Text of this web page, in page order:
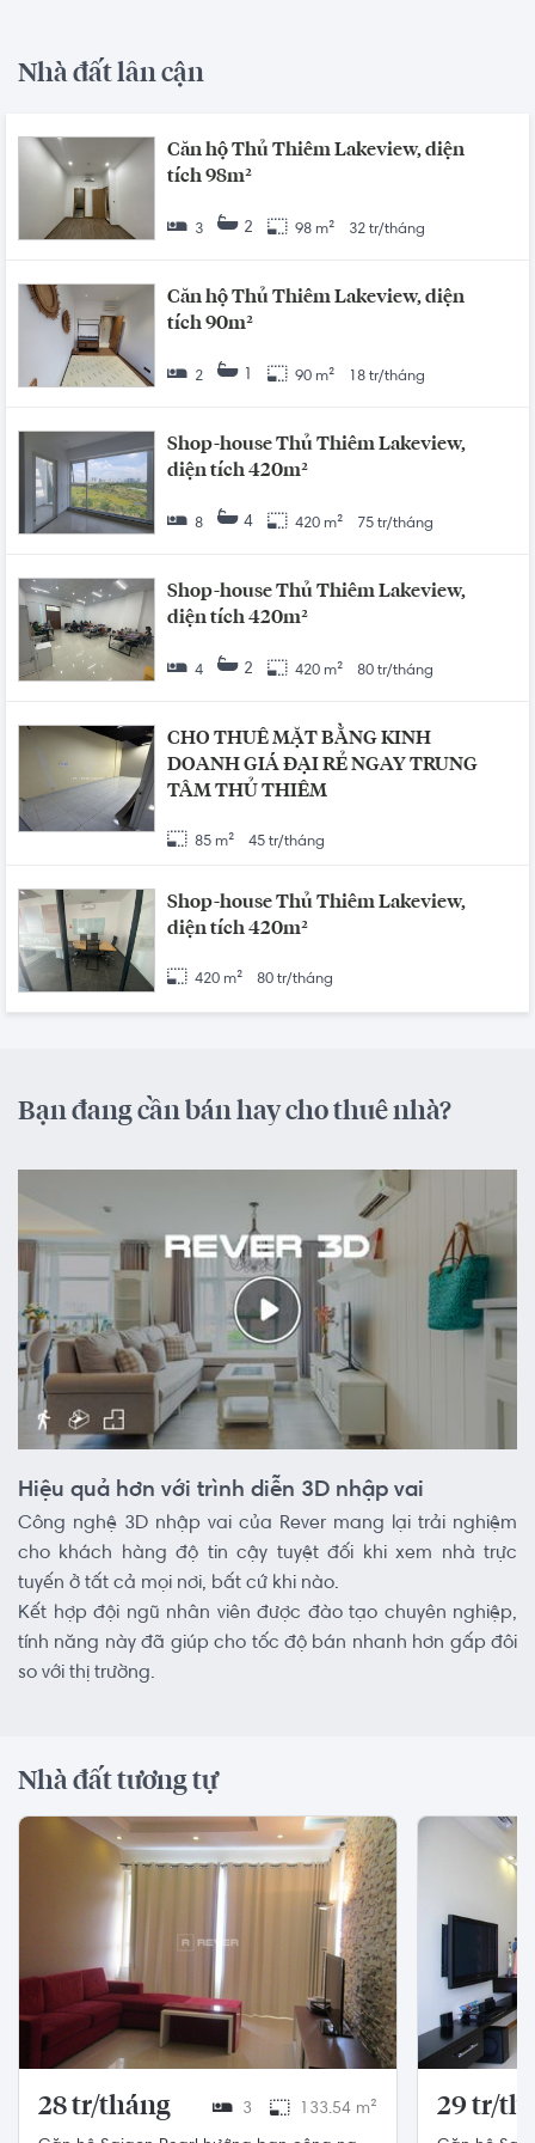
Nhà đất lân cận
Căn hộ Thủ Thiêm Lakeview, diện
tích 98m²
3 2 98 m² 32 tr/tháng
Căn hộ Thủ Thiêm Lakeview, diện
tích 90m²
2 1 90 m² 18 tr/tháng
Shop-house Thủ Thiêm Lakeview,
diện tích 420m²
8 4 420 m² 75 tr/tháng
Shop-house Thủ Thiêm Lakeview,
diện tích 420m²
4 2 420 m² 80 tr/tháng
CHO THUÊ MẶT BẰNG KINH
DOANH GIÁ ĐẠI RẺ NGAY TRUNG
TÂM THỦ THIÊM
85 m² 45 tr/tháng
Shop-house Thủ Thiêm Lakeview,
diện tích 420m²
420 m² 80 tr/tháng
Bạn đang cần bán hay cho thuê nhà?
Hiệu quả hơn với trình diễn 3D nhập vai
Công nghệ 3D nhập vai của Rever mang lại trải nghiệm
cho khách hàng độ tin cậy tuyệt đối khi xem nhà trực
tuyến ở tất cả mọi nơi, bất cứ khi nào.
Kết hợp đội ngũ nhân viên được đào tạo chuyên nghiệp,
tính năng này đã giúp cho tốc độ bán nhanh hơn gấp đôi
so với thị trường.
Nhà đất tương tự
28 tr/tháng 3 133.54 m² 29 tr/